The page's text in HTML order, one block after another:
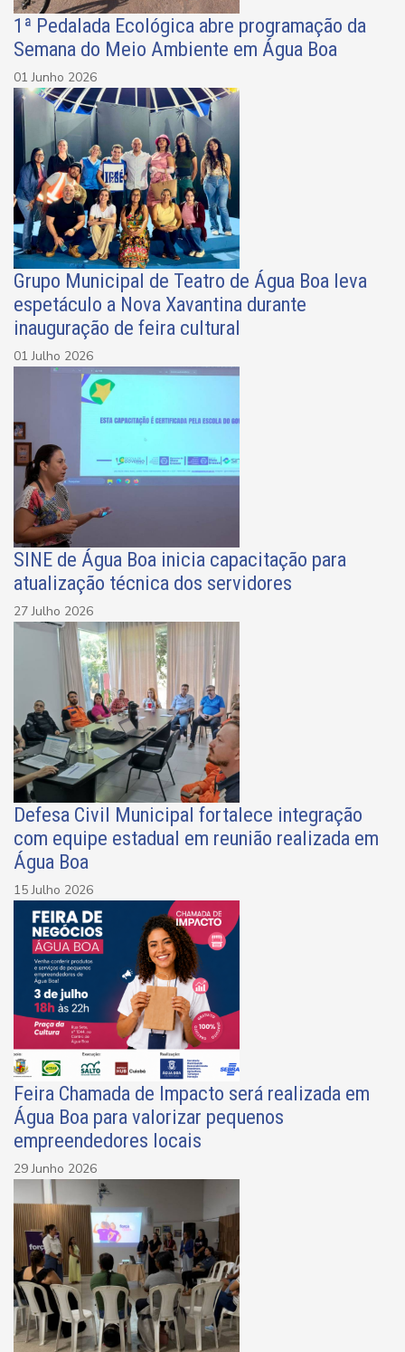
1ª Pedalada Ecológica abre programação da
Semana do Meio Ambiente em Água Boa
01 Junho 2026
Grupo Municipal de Teatro de Água Boa leva
espetáculo a Nova Xavantina durante
inauguração de feira cultural
01 Julho 2026
SINE de Água Boa inicia capacitação para
atualização técnica dos servidores
27 Julho 2026
Defesa Civil Municipal fortalece integração
com equipe estadual em reunião realizada em
Água Boa
15 Julho 2026
Feira Chamada de Impacto será realizada em
Água Boa para valorizar pequenos
empreendedores locais
29 Junho 2026